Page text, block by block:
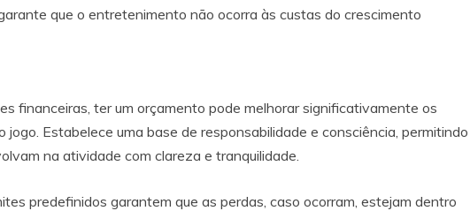
que o entretenimento não ocorra às custas do crescimento
financeiras, ter um orçamento pode melhorar significativamente os
jogo. Estabelece uma base de responsabilidade e consciência, permitindo
na atividade com clareza e tranquilidade.
predefinidos garantem que as perdas, caso ocorram, estejam dentro